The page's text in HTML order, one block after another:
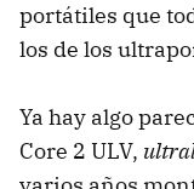
portátiles que
los de los
Ya hay algo
Core 2 ULV,